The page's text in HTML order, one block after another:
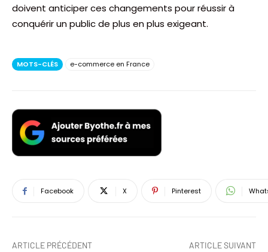
doivent anticiper ces changements pour réussir à
conquérir un public de plus en plus exigeant.
MOTS-CLÉS e-commerce en France
Facebook X Pinterest
ARTICLE PRÉCÉDENT ARTICLE SUIVANT